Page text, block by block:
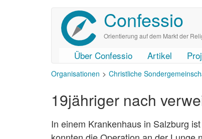
Confessio
Orientierung auf dem Markt der
User
account
menu
Main
navigation
Über Confessio Artikel
Organisationen Christliche
19jähriger nach
In einem Krankenhaus in Salzburg